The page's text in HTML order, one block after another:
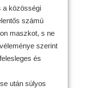
a közösségi
számú
maszkot, s ne
szerint
és
után súlyos